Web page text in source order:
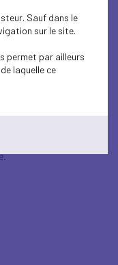
Sauf dans le
sur le site.
permet par ailleurs
laquelle ce